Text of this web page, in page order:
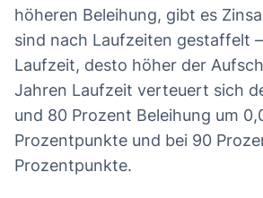
höheren Beleihung, gibt es
sind nach Laufzeiten gestaffelt
Laufzeit, desto höher der
Jahren Laufzeit verteuert sich
und 80 Prozent Beleihung um
Prozentpunkte und bei 90
Prozentpunkte.